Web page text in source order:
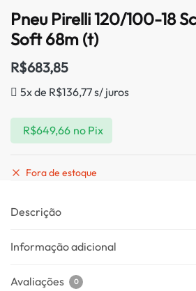
Pneu Pirelli 120/100-18
Soft 68m (t)
R$683,85
5x de R$136,77s/ juros
R$649,66 no Pix
Fora de estoque
Descrição
Informação adicional
Avaliações 0